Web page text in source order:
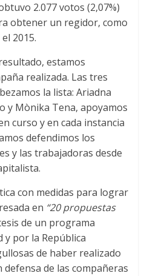
2.077votos (2,07%)
obtener un regidor, como
2015.
, estamos
realizada. Las tres
la lista: Ariadna
y Mònika Tena, apoyamos
curso y en cada instancia
defendimos los
y las trabajadoras desde
.
con medidas para lograr
en “20 propuestas
de un programa
y por la República
de haber realizado
defensa de las compañeras